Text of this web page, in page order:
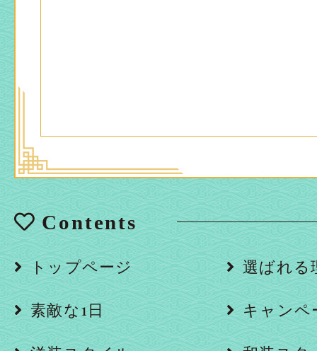
Contents
トップページ 選ばれる
素敵な1日 キャンペ